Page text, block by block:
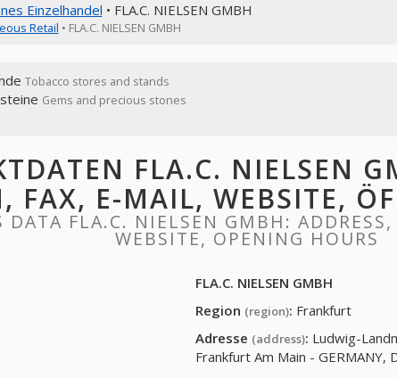
Einzelhandel • FLA.C. NIELSEN GMBH
Retail • FLA.C. NIELSEN GMBH
Tobacco stores and stands
Gems and precious stones
FLA.C. NIELSEN
FAX, E-MAIL, WEBSITE,
DATA FLA.C. NIELSEN GMBH:
WEBSITE, OPENING HOURS
FLA.C. NIELSEN GMBH
Region (region): Frankfurt
Adresse (address): Ludwig-
Frankfurt Am Main - GERMANY,